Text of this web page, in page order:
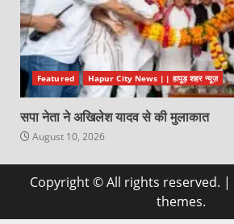
Featured Hapur City News || हापुड़ शहर न्यूज़
सपा नेता ने अखिलेश यादव से की मुलाकात
August 10, 2026
Copyright © All rights reserved. |
themes.